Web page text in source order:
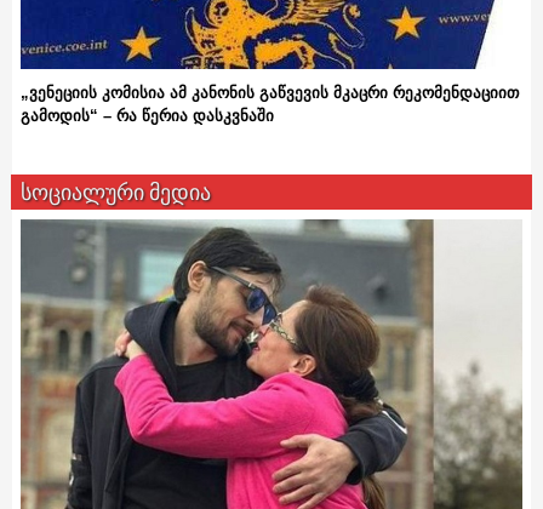
„ვენეციის კომისია ამ კანონის გაწვევის მკაცრი რეკომენდაციით
გამოდის“ – რა წერია დასკვნაში
სოციალური მედია